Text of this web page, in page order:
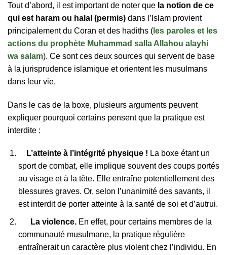
Tout d’abord, il est important de noter que la notion de ce
qui est haram ou halal (permis) dans l’Islam provient
principalement du Coran et des hadiths ( les paroles et les
actions du prophète Muhammad salla Allahou alayhi
wa salam). Ce sont ces deux sources qui servent de base
à la jurisprudence islamique et orientent les musulmans
dans leur vie.
Dans le cas de la boxe, plusieurs arguments peuvent
expliquer pourquoi certains pensent que la pratique est
interdite :
L’atteinte à l’intégrité physique ! La boxe étant un
sport de combat, elle implique souvent des coups portés
au visage et à la tête. Elle entraîne potentiellement des
blessures graves. Or, selon l’unanimité des savants, il
est interdit de porter atteinte à la santé de soi et d’autrui.
La violence. En effet, pour certains membres de la
communauté musulmane, la pratique régulière
entraînerait un caractère plus violent chez l’individu. En